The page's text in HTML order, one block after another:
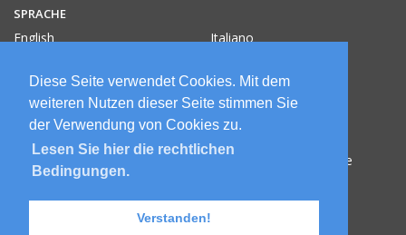
Diese Seite verwendet Cookies. Mit dem
weiteren Nutzen dieser Seite stimmen Sie
der Verwendung von Cookies zu.
Lesen Sie hier die rechtlichen
Bedingungen.
Verstanden!
SPRACHE
English
Deutsch
Français
Italiano
Hrvatski
© 2026 The Basetrip by Silent Creations, Ltd. Alle Rechte
vorbehalten.